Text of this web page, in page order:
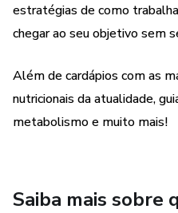
para construir uma
pleno.
estratégias de como
chegar ao seu objetivo sem
Além de cardápios com as
nutricionais da atualidade,
metabolismo e muito mais!
Saiba mais sobre